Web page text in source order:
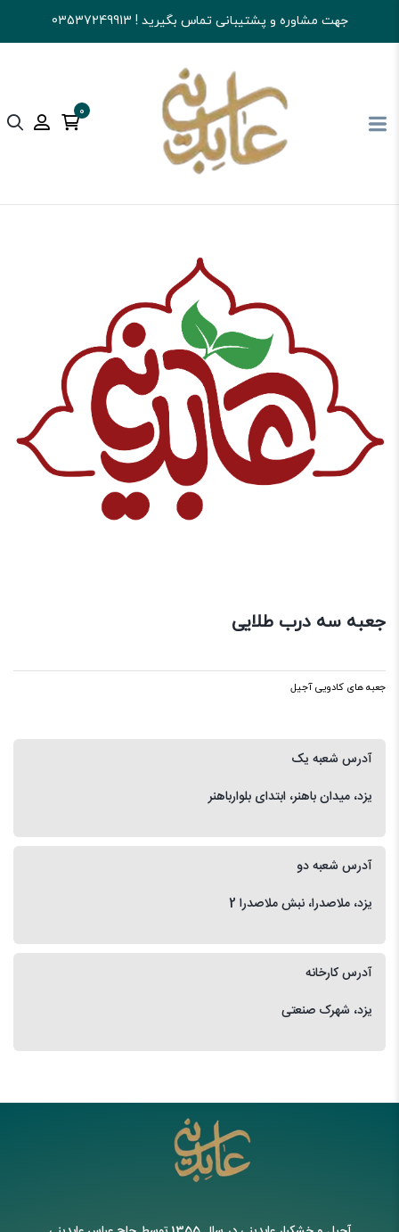
جهت مشاوره و پشتیبانی تماس بگیرید ! 03537249913
0
آجیل و خشکبار عابدینی پکیج های کادویی جعبه های کادویی آجیل
جعبه سه درب طلایی
جعبه های کادویی آجیل
آدرس شعبه یک
یزد، میدان باهنر، ابتدای بلوارباهنر
آدرس شعبه دو
یزد، ملاصدرا، نبش ملاصدرا 2
آدرس کارخانه
یزد، شهرک صنعتی